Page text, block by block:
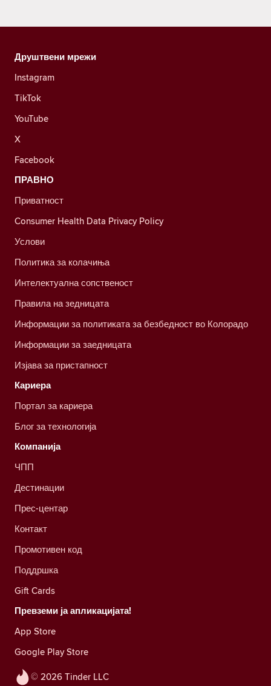
© 2026 Tinder LLC
Друштвени мрежи
Instagram
TikTok
YouTube
X
Facebook
ПРАВНО
Приватност
Consumer Health Data Privacy Policy
Услови
Политика за колачиња
Интелектуална сопственост
Правила на зедницата
Информации за политиката за безбедност во Колорадо
Информации за заедницата
Изјава за пристапност
Кариера
Портал за кариера
Блог за технологија
Компанија
ЧПП
Дестинации
Прес-центар
Контакт
Промотивен код
Поддршка
Gift Cards
Превземи ја апликацијата!
App Store
Google Play Store